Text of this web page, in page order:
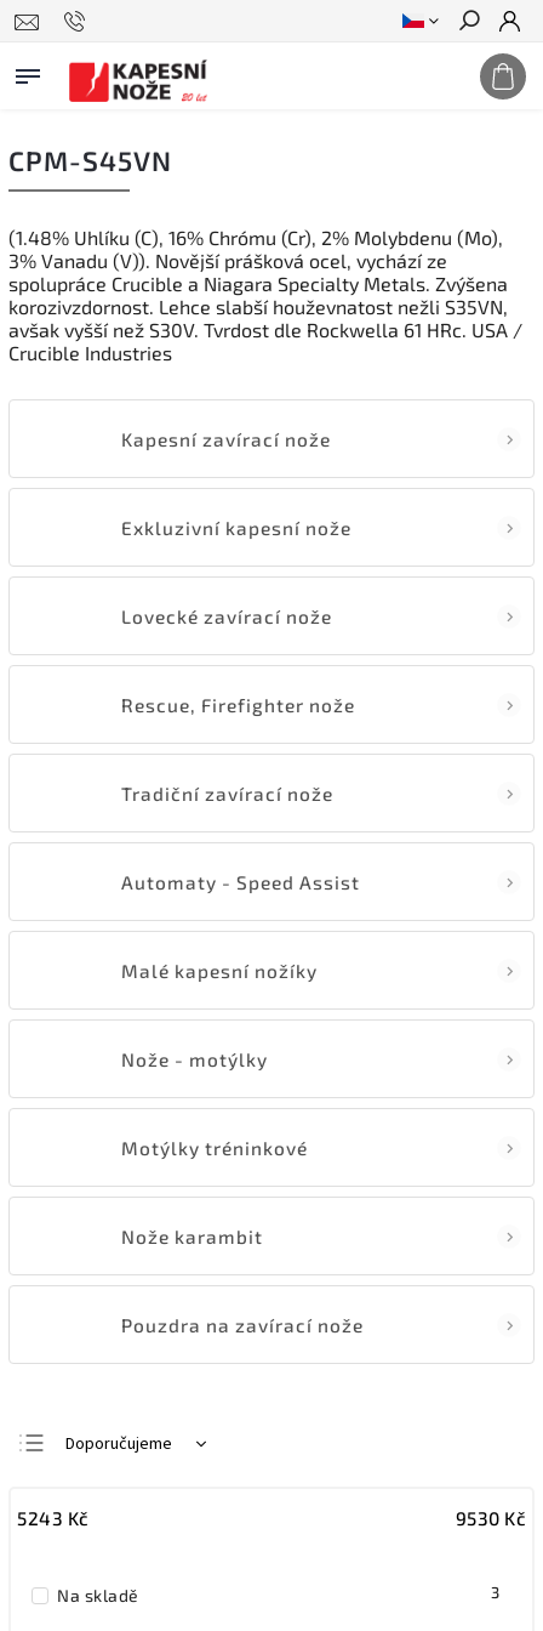
Hledat
CPM-S45VN
(1.48% Uhlíku (C), 16% Chrómu (Cr), 2% Molybdenu (Mo),
3% Vanadu (V)). Novější prášková ocel, vychází ze
spolupráce Crucible a Niagara Specialty Metals. Zvýšena
korozivzdornost. Lehce slabší houževnatost nežli S35VN,
avšak vyšší než S30V. Tvrdost dle Rockwella 61 HRc. USA /
Crucible Industries
Kapesní zavírací nože
Exkluzivní kapesní nože
Lovecké zavírací nože
Rescue, Firefighter nože
Tradiční zavírací nože
Automaty - Speed Assist
Malé kapesní nožíky
Nože - motýlky
Motýlky tréninkové
Nože karambit
Pouzdra na zavírací nože
Doporučujeme
Nejdražší
Abecedně
5243 Kč 9530 Kč
Na skladě 3